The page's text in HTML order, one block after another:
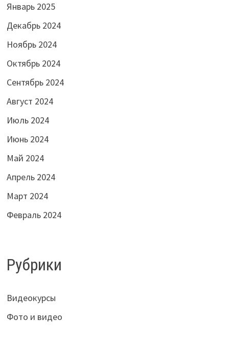
Январь 2025
Декабрь 2024
Ноябрь 2024
Октябрь 2024
Сентябрь 2024
Август 2024
Июль 2024
Июнь 2024
Май 2024
Апрель 2024
Март 2024
Февраль 2024
Рубрики
Видеокурсы
Фото и видео